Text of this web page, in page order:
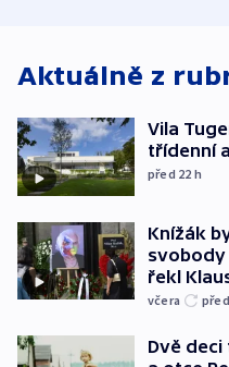
Aktuálně z
Vila
třídenní
před 22 h
Knížák
svobody
řekl
včera
Dvě